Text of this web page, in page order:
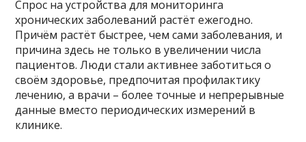
Спрос на устройства для мониторинга
хронических заболеваний растёт ежегодно.
Причём растёт быстрее, чем сами заболевания, и
причина здесь не только в увеличении числа
пациентов. Люди стали активнее заботиться о
своём здоровье, предпочитая профилактику
лечению, а врачи – более точные и непрерывные
данные вместо периодических измерений в
клинике.